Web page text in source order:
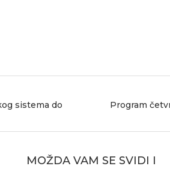
sistema do
Program
MOŽDA VAM SE SVIDI I